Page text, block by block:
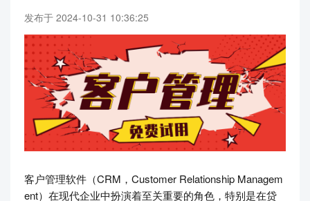
发布于 2024-10-31 10:36:25
客户管理软件（CRM，Customer Relationship Managem
ent）在现代企业中扮演着至关重要的角色，特别是在贷